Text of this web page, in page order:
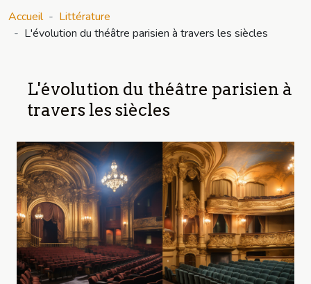
Accueil
Littérature
L'évolution du théâtre parisien à travers les siècles
L'évolution du théâtre parisien à
travers les siècles